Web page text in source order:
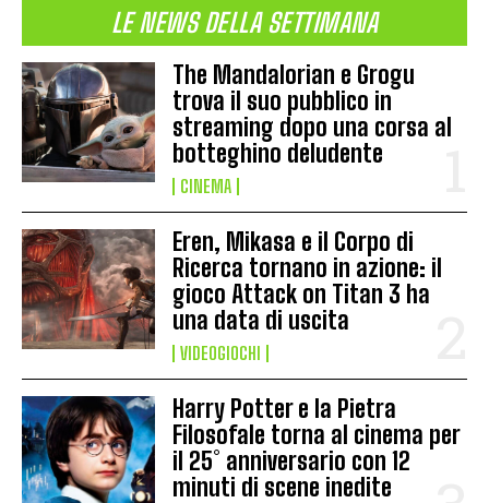
LE NEWS DELLA SETTIMANA
The Mandalorian e Grogu
trova il suo pubblico in
streaming dopo una corsa al
botteghino deludente
CINEMA
Eren, Mikasa e il Corpo di
Ricerca tornano in azione: il
gioco Attack on Titan 3 ha
una data di uscita
VIDEOGIOCHI
Harry Potter e la Pietra
Filosofale torna al cinema per
il 25° anniversario con 12
minuti di scene inedite